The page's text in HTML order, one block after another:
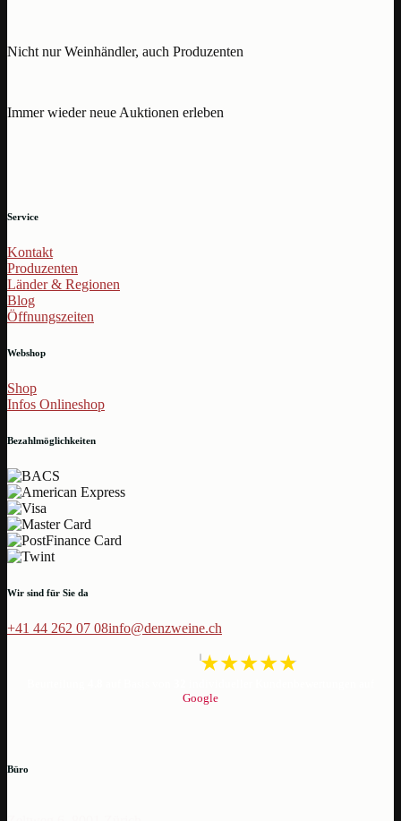
Nicht nur Weinhändler, auch Produzenten
Immer wieder neue Auktionen erleben
Service
Kontakt
Produzenten
Länder & Regionen
Blog
Öffnungszeiten
Webshop
Shop
Infos Onlineshop
Bezahlmöglichkeiten
Wir sind für Sie da
+41 44 262 07 08info@denzweine.ch
Google
Büro